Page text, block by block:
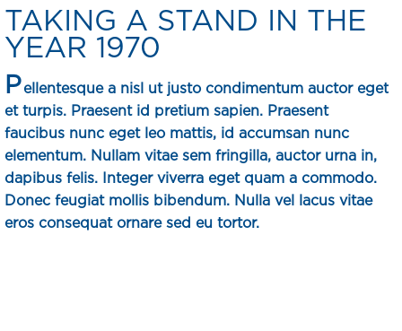
TAKING A STAND IN THE
YEAR 1970
Pellentesque a nisl ut justo condimentum auctor eget
et turpis. Praesent id pretium sapien. Praesent
faucibus nunc eget leo mattis, id accumsan nunc
elementum. Nullam vitae sem fringilla, auctor urna in,
dapibus felis. Integer viverra eget quam a commodo.
Donec feugiat mollis bibendum. Nulla vel lacus vitae
eros consequat ornare sed eu tortor.